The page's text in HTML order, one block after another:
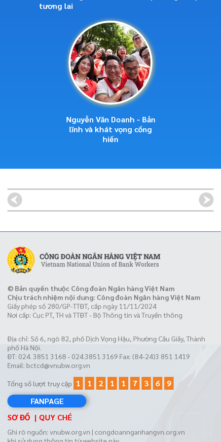
tương lai
Nguyễn Văn Doanh - Bản
lĩnh và khát vọng cống
hiến
© Bản quyền thuộc Công đoàn Ngân hàng Việt Nam
Chịu trách nhiệm nội dung: Công đoàn Ngân hàng Việt Nam
Giấy phép số 280/GP-TTĐT, cấp ngày 11/11/2024
Nơi cấp: Cục PT, TH và TTĐT - Bộ Thông tin và Truyền thông
Địa chỉ: Số 6, ngõ 82, phố Dịch Vọng Hậu, Phường Cầu Giấy, Thành
phố Hà Nội.
ĐT: 024. 3851 3168 - 024.3851 3169 Fax: (84-24)3 851 1419
Email: bctcd@vnubw.org.vn
Tổng số lượt truy cập 1 1 2 1 1 7 3 6
9
FANPAGE
SƠ ĐỒ
QUY CHÉ
Ghi rõ nguồn: vnubw.org.vn | congdoannganhangvn.org.vn